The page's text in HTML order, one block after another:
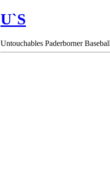
U`S
Untouchables Paderborner